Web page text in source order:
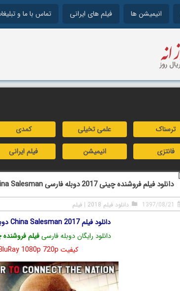
انیمیشن ها فیلم های ایرانی تماس با ما و
ترسناک علمی تخیلی کمدی
فانتزی انیمیشن فیلم ایرانی
دانلود فیلم فروشنده چینی 2017 دوبله فارسی China Salesman
1397/08/21 دانلود فیلم 2018 | فیلم
دانلود فیلم China Salesman 2017 دوبله فارسی با لینک مستقیم
دانلود رایگان دوبله فارسیفیلم فروشنده
کیفیت BluRay 1080p 720p دوبله فارسی